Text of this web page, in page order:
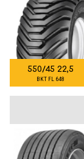
550/45 22,5
BKT FL 648